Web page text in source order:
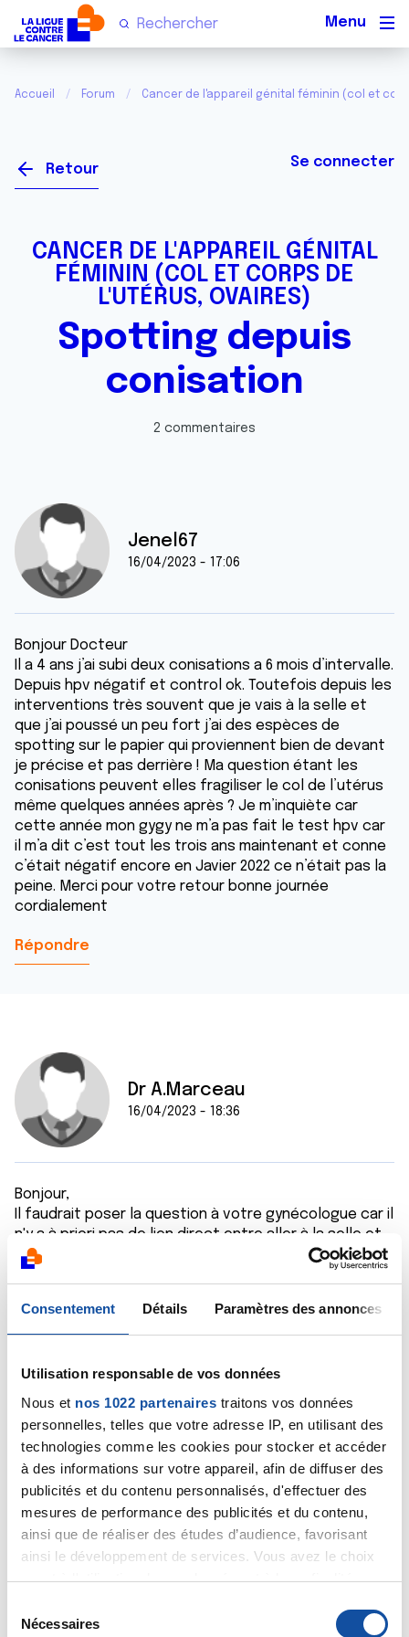
Consentement Détails Paramètres des annonces
Utilisation responsable de vos données
Nous et nos 1022 partenaires traitons vos données
personnelles, telles que votre adresse IP, en utilisant des
technologies comme les cookies pour stocker et accéder
à des informations sur votre appareil, afin de diffuser des
publicités et du contenu personnalisés, d'effectuer des
mesures de performance des publicités et du contenu,
ainsi que de réaliser des études d’audience, favorisant
ainsi le développement de services. Vous avez le choix
quant à l'utilisation de vos données et à leurs finalités.
tout moment en consultant la Déclaration relative aux
Nécessaires
Accueil Forum Cancer de l'appareil génital féminin (col et
Retour Se connecter
CANCER DE L'APPAREIL GÉNITAL
FÉMININ (COL ET CORPS DE
L'UTÉRUS, OVAIRES)
Spotting depuis
conisation
2 commentaires
Jenel67
16/04/2023 - 17:06
Bonjour Docteur
Il a 4 ans j’ai subi deux conisations a 6 mois d’intervalle.
Depuis hpv négatif et control ok. Toutefois depuis les
interventions très souvent que je vais à la selle et
que j’ai poussé un peu fort j’ai des espèces de
spotting sur le papier qui proviennent bien de devant
je précise et pas derrière ! Ma question étant les
conisations peuvent elles fragiliser le col de l’utérus
même quelques années après ? Je m’inquiète car
cette année mon gygy ne m’a pas fait le test hpv car
il m’a dit c’est tout les trois ans maintenant et conne
c’était négatif encore en Javier 2022 ce n’était pas la
peine. Merci pour votre retour bonne journée
cordialement
Répondre
Dr A.Marceau
16/04/2023 - 18:36
Bonjour,
Il faudrait poser la question à votre gynécologue car il
n'y a à priori pas de lien direct entre aller à la selle et
avoir un petit saignement vaginal.
Citer
Jenel67
16/04/2023 - 21:54
Merci pour votre retour j’avais demandé à mon
tout est bon et pas de réponse plus précise après je
suis à en premenopause donc je ne sais pas si tout ça